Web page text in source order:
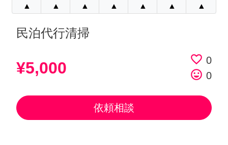
▲ ▲ ▲ ▲ ▲ ▲ ▲
民泊代行清掃
¥5,000 favorite_border 0
tag_faces 0
依頼相談